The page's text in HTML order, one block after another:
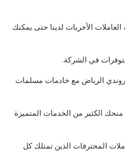
الأخريات لدينا حتى يمكنك
في الشركة.
الرياض مع خادمات مسلمات
الكثير من الخدمات المتميزة
المحترفات الذين تمتلك كل